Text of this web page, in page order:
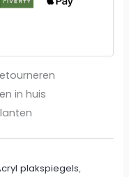
in huis
plakspiegels,